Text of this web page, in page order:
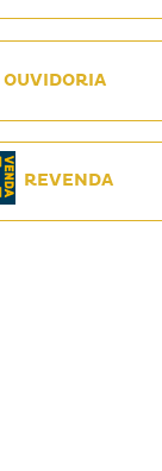
OUVIDORIA
REVENDA